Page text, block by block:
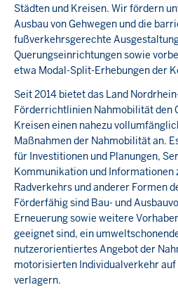
Städten und Kreisen. Wir fördern
Ausbau von Gehwegen und die
fußverkehrsgerechte
Querungseinrichtungen sowie
etwa Modal-Split-Erhebungen der
Seit 2014 bietet das Land
Förderrichtlinien Nahmobilität den
Kreisen einen nahezu
Maßnahmen der Nahmobilität an.
für Investitionen und Planungen,
Kommunikation und Informationen
Radverkehrs und anderer Formen
Förderfähig sind Bau- und
Erneuerung sowie weitere
geeignet sind, ein
nutzerorientiertes Angebot der
motorisierten Individualverkehr
verlagern.